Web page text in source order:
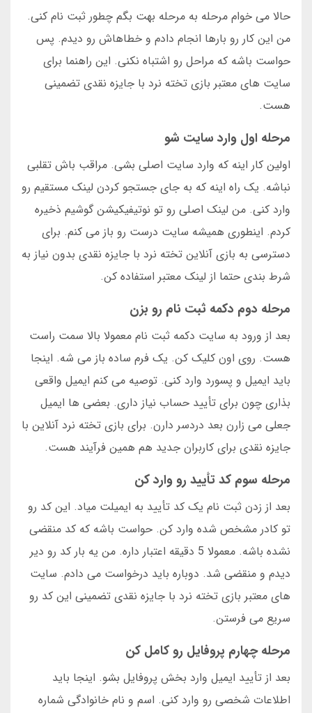
حالا می خوام مرحله به مرحله بهت بگم چطور ثبت نام کنی.
من این کار رو بارها انجام دادم و خطاهاش رو دیدم. پس
حواست باشه که مراحل رو اشتباه نکنی. این راهنما برای
سایت های معتبر بازی تخته نرد با جایزه نقدی تضمینی
هست.
مرحله اول وارد سایت شو
اولین کار اینه که وارد سایت اصلی بشی. مراقب باش تقلبی
نباشه. یک راه اینه که به جای جستجو کردن لینک مستقیم رو
وارد کنی. من لینک اصلی رو تو نوتیفیکیشن گوشیم ذخیره
کردم. اینطوری همیشه سایت درست رو باز می کنم. برای
دسترسی به بازی آنلاین تخته نرد با جایزه نقدی بدون نیاز به
شرط بندی حتما از لینک معتبر استفاده کن.
مرحله دوم دکمه ثبت نام رو بزن
بعد از ورود به سایت دکمه ثبت نام معمولا بالا سمت راست
هست. روی اون کلیک کن. یک فرم ساده باز می شه. اینجا
باید ایمیل و پسورد وارد کنی. توصیه می کنم ایمیل واقعی
بذاری چون برای تأیید حساب نیاز داری. بعضی ها ایمیل
جعلی می زارن بعد دردسر دارن. برای بازی تخته نرد آنلاین با
جایزه نقدی برای کاربران جدید هم همین فرآیند هست.
مرحله سوم کد تأیید رو وارد کن
بعد از زدن ثبت نام یک کد تأیید به ایمیلت میاد. این کد رو
تو کادر مشخص شده وارد کن. حواست باشه که کد منقضی
نشده باشه. معمولا 5 دقیقه اعتبار داره. من یه بار کد رو دیر
دیدم و منقضی شد. دوباره باید درخواست می دادم. سایت
های معتبر بازی تخته نرد با جایزه نقدی تضمینی این کد رو
سریع می فرستن.
مرحله چهارم پروفایل رو کامل کن
بعد از تأیید ایمیل وارد بخش پروفایل بشو. اینجا باید
اطلاعات شخصی رو وارد کنی. اسم و نام خانوادگی شماره